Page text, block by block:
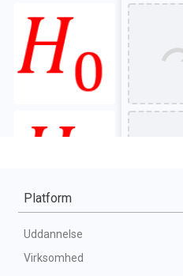
Platform
Uddannelse
Virksomhed